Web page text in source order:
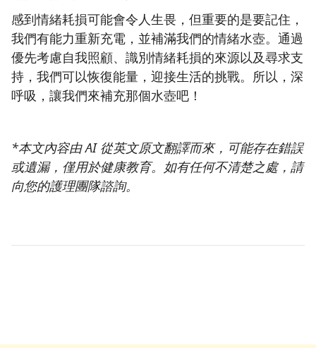
感到情緒耗損可能會令人生畏，但重要的是要記住，
我們有能力重新充電，並補滿我們的情緒水壺。通過
優先考慮自我照顧、識別情緒耗損的來源以及尋求支
持，我們可以恢復能量，迎接生活的挑戰。所以，深
呼吸，讓我們來補充那個水壺吧！
*本文內容由 AI 從英文原文翻譯而來，可能存在錯誤
或遺漏，僅用於健康教育。如有任何不清楚之處，請
向您的護理團隊諮詢。